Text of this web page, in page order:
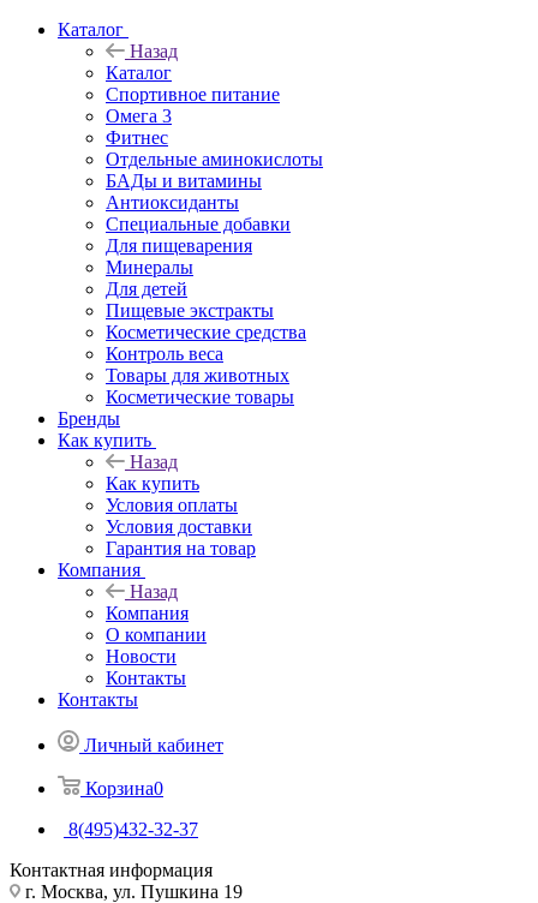
Каталог
Назад
Каталог
Спортивное питание
Омега 3
Фитнес
Отдельные аминокислоты
БАДы и витамины
Антиоксиданты
Специальные добавки
Для пищеварения
Минералы
Для детей
Пищевые экстракты
Косметические средства
Контроль веса
Товары для животных
Косметические товары
Бренды
Как купить
Назад
Как купить
Условия оплаты
Условия доставки
Гарантия на товар
Компания
Назад
Компания
О компании
Новости
Контакты
Контакты
Личный кабинет
Корзина0
8(495)432-32-37
Контактная информация
г. Москва, ул. Пушкина 19